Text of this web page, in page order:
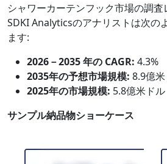
シャワーカーテンフック市場の調査
SDKI Analyticsのアナリストは次の
ます:
2026－2035 年の CAGR: 4.3%
2035年の予想市場規模: 8.9億
2025年の市場規模: 5.8億米ドル
サンプル納品物ショーケース